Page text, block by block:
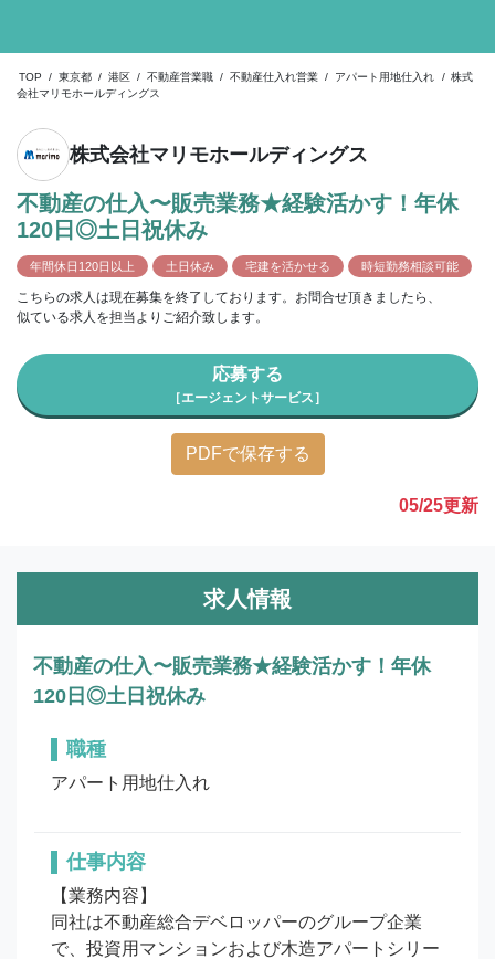
TOP / 東京都 / 港区 / 不動産営業職 / 不動産仕入れ営業 / アパート用地仕入れ / 株式
会社マリモホールディングス
株式会社マリモホールディングス
不動産の仕入〜販売業務★経験活かす！年休
120日◎土日祝休み
年間休日120日以上 土日休み 宅建を活かせる 時短勤務相談可能
こちらの求人は現在募集を終了しております。お問合せ頂きましたら、
似ている求人を担当よりご紹介致します。
応募する
［エージェントサービス］
PDFで保存する
05/25更新
求人情報
不動産の仕入〜販売業務★経験活かす！年休
120日◎土日祝休み
職種
アパート用地仕入れ
仕事内容
【業務内容】
同社は不動産総合デベロッパーのグループ企業
で、投資用マンションおよび木造アパートシリー